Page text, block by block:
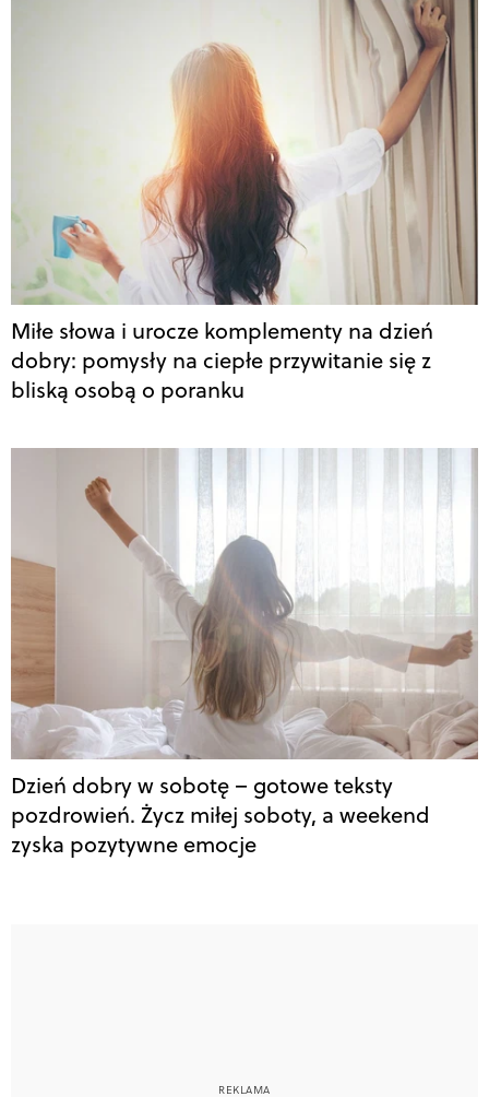
Miłe słowa i urocze komplementy na dzień
dobry: pomysły na ciepłe przywitanie się z
bliską osobą o poranku
Dzień dobry w sobotę – gotowe teksty
pozdrowień. Życz miłej soboty, a weekend
zyska pozytywne emocje